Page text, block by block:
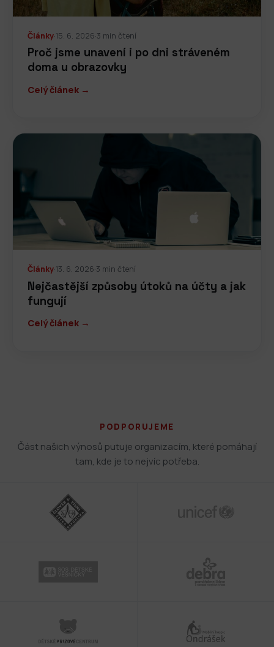
Články·15. 6. 2026·3 min čtení
Proč jsme unavení i po dni stráveném
doma u obrazovky
Celý článek →
Články·13. 6. 2026·3 min čtení
Nejčastější způsoby útoků na účty a jak
fungují
Celý článek →
PODPORUJEME
Část našich výnosů putuje organizacím, které pomáhají
tam, kde je to nejvíc potřeba.